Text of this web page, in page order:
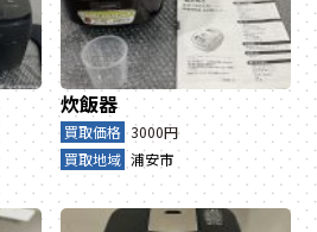
炊飯器
買取価格 3000円
買取地域 浦安市